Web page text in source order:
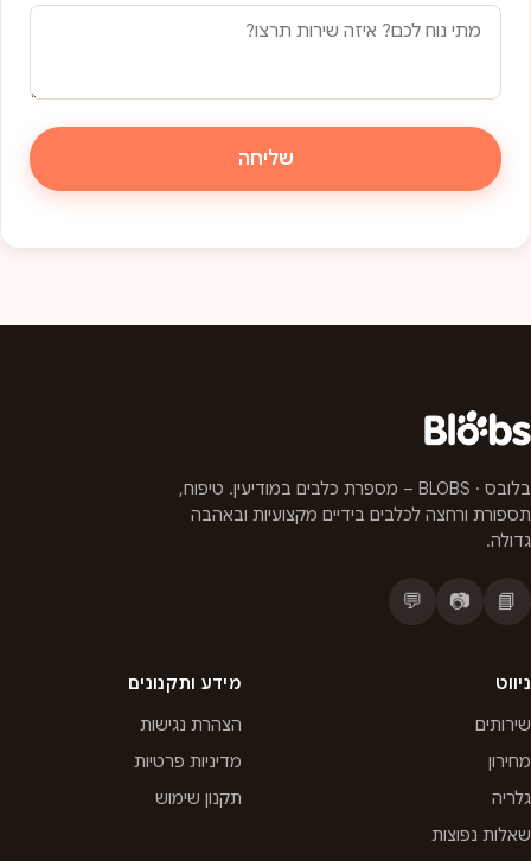
שליחה
בלובס · BLOBS – מספרת כלבים במודיעין. טיפוח,
תספורת ורחצה לכלבים בידיים מקצועיות ובאהבה
גדולה.
📘
📷
💬
ניווט
שירותים
מחירון
גלריה
שאלות נפוצות
מידע ותקנונים
הצהרת נגישות
מדיניות פרטיות
תקנון שימוש